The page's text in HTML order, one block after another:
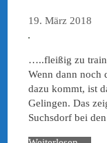
19. März 2018
…..fleißig zu
Wenn dann noch
dazu kommt, ist
Gelingen. Das
Suchsdorf bei